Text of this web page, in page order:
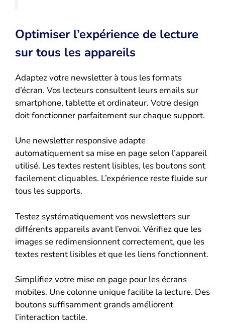
Optimiser l’expérience de lecture
sur tous les appareils
Adaptez votre newsletter à tous les formats
d’écran. Vos lecteurs consultent leurs emails sur
smartphone, tablette et ordinateur. Votre design
doit fonctionner parfaitement sur chaque support.
Une newsletter responsive adapte
automatiquement sa mise en page selon l’appareil
utilisé. Les textes restent lisibles, les boutons sont
facilement cliquables. L’expérience reste fluide sur
tous les supports.
Testez systématiquement vos newsletters sur
différents appareils avant l’envoi. Vérifiez que les
images se redimensionnent correctement, que les
textes restent lisibles et que les liens fonctionnent.
Simplifiez votre mise en page pour les écrans
mobiles. Une colonne unique facilite la lecture. Des
boutons suffisamment grands améliorent
l’interaction tactile.